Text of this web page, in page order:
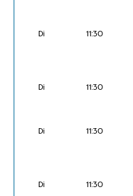
Di 11:30
Di 11:30
Di 11:30
Di 11:30